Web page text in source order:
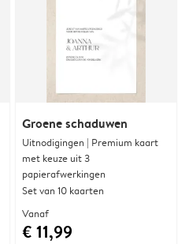
Groene schaduwen
Uitnodigingen | Premium kaart
met keuze uit 3
papierafwerkingen
Set van 10 kaarten
Vanaf
€ 11,99